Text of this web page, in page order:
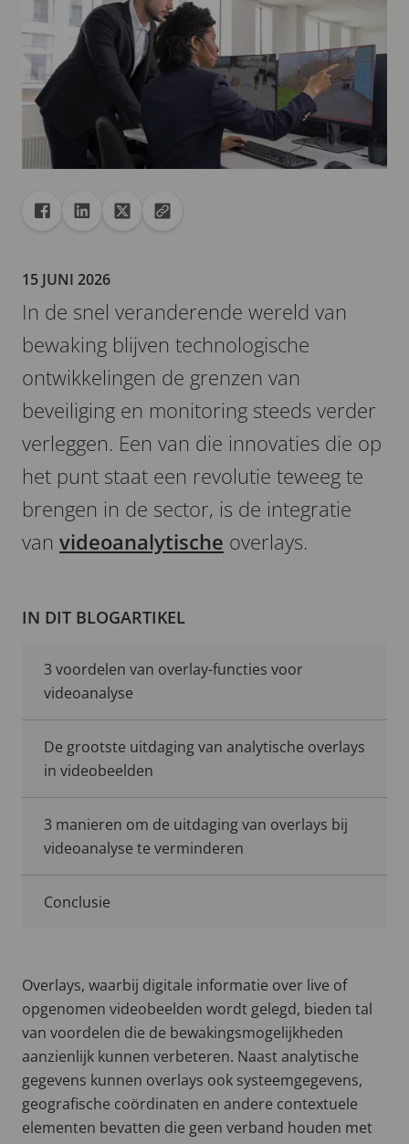
DelenDeel met Facebook
Deel met Linkedin
Deel met XURL naar klembord kopiëren
15 JUNI 2026
In de snel veranderende wereld van
bewaking blijven technologische
ontwikkelingen de grenzen van
beveiliging en monitoring steeds verder
verleggen. Een van die innovaties die op
het punt staat een revolutie teweeg te
brengen in de sector, is de integratie
van videoanalytische overlays.
IN DIT BLOGARTIKEL
3 voordelen van overlay-functies voor
videoanalyse
De grootste uitdaging van analytische overlays
in videobeelden
3 manieren om de uitdaging van overlays bij
videoanalyse te verminderen
Conclusie
Overlays, waarbij digitale informatie over live of
opgenomen videobeelden wordt gelegd, bieden tal
van voordelen die de bewakingsmogelijkheden
aanzienlijk kunnen verbeteren. Naast analytische
gegevens kunnen overlays ook systeemgegevens,
geografische coördinaten en andere contextuele
elementen bevatten die geen verband houden met